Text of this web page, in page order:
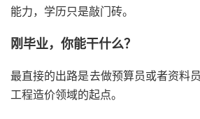
能力，学历只是敲门砖。
刚毕业，你能干什么？
最直接的出路是去做预算员或者资料
工程造价领域的起点。